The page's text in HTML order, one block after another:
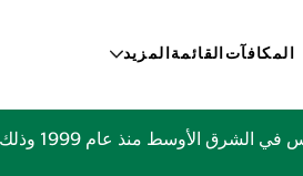
المكافآت القائمة المزيد
تعمل